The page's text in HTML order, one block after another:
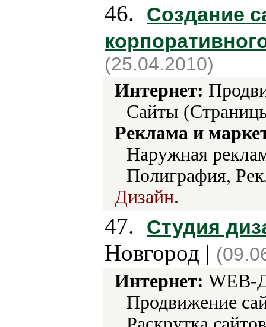
46.
Создание
(25.04.2010)
Интернет:
Сайты
Реклама и
Наружная
Полиграфия,
Дизайн.
47. Студия
Новгород |
Интернет: WEB-
Продвижение